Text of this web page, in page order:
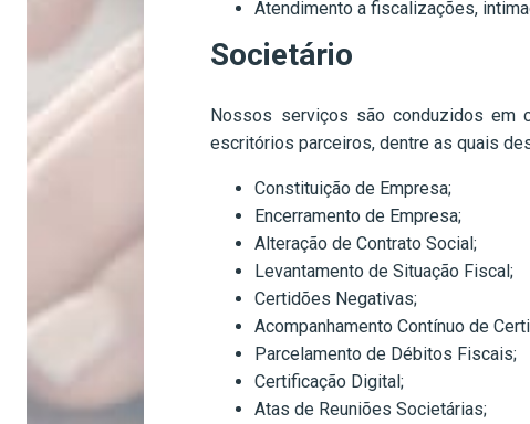
Atendimento a fiscalizações,
Societário
Nossos serviços são conduzidos em
escritórios parceiros, dentre as quais
Constituição de Empresa;
Encerramento de Empresa;
Alteração de Contrato Social;
Levantamento de Situação Fiscal;
Certidões Negativas;
Acompanhamento Contínuo de
Parcelamento de Débitos Fiscais;
Certificação Digital;
Atas de Reuniões Societárias;